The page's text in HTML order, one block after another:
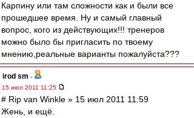
Карпину или там сложности как и были все
прошедшее время. Ну и самый главный
вопрос, кого из действующих!!! тренеров
можно было бы пригласить по твоему
мнению,реальные варианты пожалуйста???
irod sm -
15 июл 2011 11:25
# Rip van Winkle » 15 июл 2011 11:59
Жень, и ещё.